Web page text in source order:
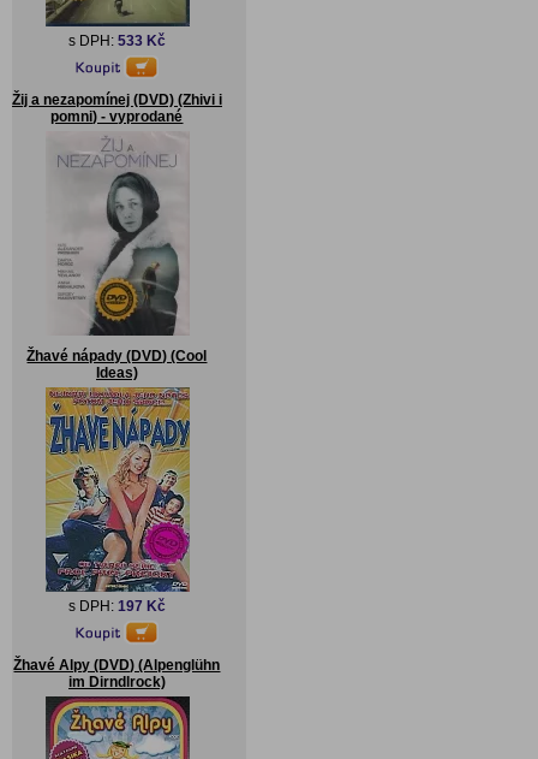
s DPH: 533 Kč
Žij a nezapomínej (DVD) (Zhivi i
pomni) - vyprodané
Žhavé nápady (DVD) (Cool
Ideas)
s DPH: 197 Kč
Žhavé Alpy (DVD) (Alpenglühn
im Dirndlrock)